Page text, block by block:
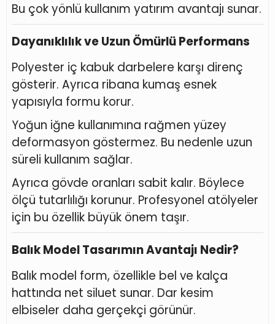
Bu çok yönlü kullanım yatırım avantajı sunar.
Dayanıklılık ve Uzun Ömürlü Performans
Polyester iç kabuk darbelere karşı direnç
gösterir. Ayrıca ribana kumaş esnek
yapısıyla formu korur.
Yoğun iğne kullanımına rağmen yüzey
deformasyon göstermez. Bu nedenle uzun
süreli kullanım sağlar.
Ayrıca gövde oranları sabit kalır. Böylece
ölçü tutarlılığı korunur. Profesyonel atölyeler
için bu özellik büyük önem taşır.
Balık Model Tasarımın Avantajı Nedir?
Balık model form, özellikle bel ve kalça
hattında net siluet sunar. Dar kesim
elbiseler daha gerçekçi görünür.